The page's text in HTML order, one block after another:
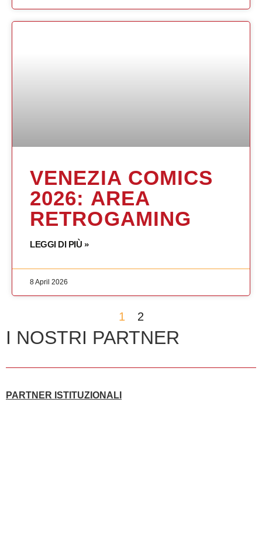
VENEZIA COMICS
2026: AREA
RETROGAMING
LEGGI DI PIÙ »
8 April 2026
1 2
I NOSTRI PARTNER
PARTNER ISTITUZIONALI